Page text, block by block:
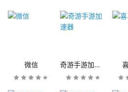
微信 奇游手游加速器